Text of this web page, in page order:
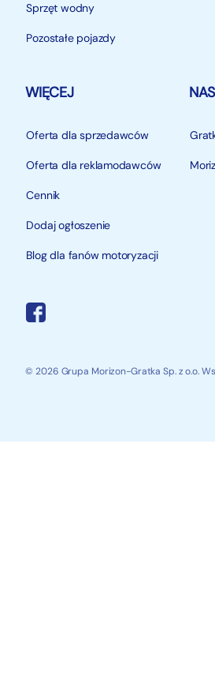
Sprzęt wodny
Pozostałe pojazdy
WIĘCEJ
Oferta dla sprzedawców
Oferta dla reklamodawców
Cennik
Dodaj ogłoszenie
Blog dla fanów motoryzacji
© 2026 Grupa Morizon-Gratka Sp. z o.o.